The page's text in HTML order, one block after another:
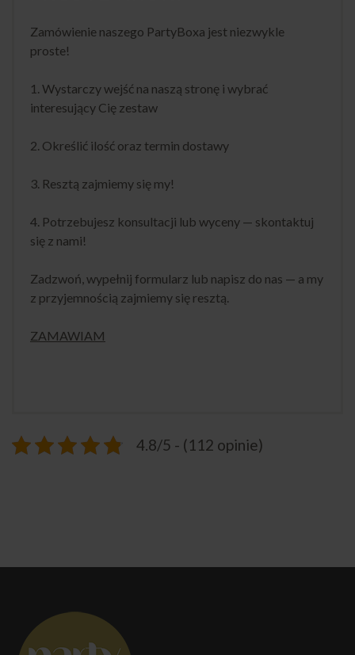
Zamówienie naszego PartyBoxa jest niezwykle
proste!
1. Wystarczy wejść na naszą stronę i wybrać
interesujący Cię zestaw
2. Określić ilość oraz termin dostawy
3. Resztą zajmiemy się my!
4. Potrzebujesz konsultacji lub wyceny — skontaktuj
się z nami!
Zadzwoń, wypełnij formularz lub napisz do nas — a my
z przyjemnością zajmiemy się resztą.
ZAMAWIAM
4.8/5 - (112 opinie)